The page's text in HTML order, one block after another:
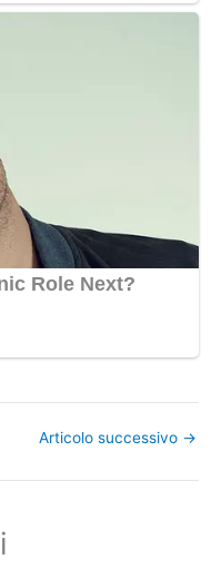
Articolo successivo →